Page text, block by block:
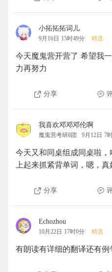
小拓拓拓词儿
9月16日 15时49分 精选
今天魔鬼营开营了 希望我
力再努力
分享
我喜欢邓邓邓伦啊
魔鬼营考研8团 9月12日 7
今天又和同桌组成同桌啦
上起来抓紧背单词，嗯，
分享
Echozhou
10月22日 17时0分 精选
有朗读有详细的翻译还有例